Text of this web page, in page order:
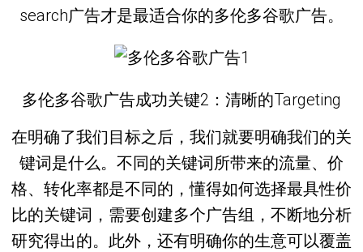
search广告才是最适合你的多伦多谷歌广告。
多伦多谷歌广告成功关键2：清晰的Targeting
在明确了我们目标之后，我们就要明确我们的关
键词是什么。不同的关键词所带来的流量、价
格、转化率都是不同的，懂得如何选择最具性价
比的关键词，需要创建多个广告组，不断地分析
研究得出的。此外，还有明确你的生意可以覆盖